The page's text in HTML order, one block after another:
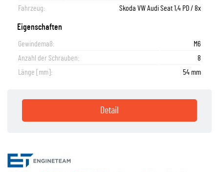
Fahrzeug:
Skoda VW Audi Seat 1,4 PD / 8x
Eigenschaften
Gewindemaß:
M6
Anzahl der Schrauben:
8
Länge [mm]:
54 mm
Detail